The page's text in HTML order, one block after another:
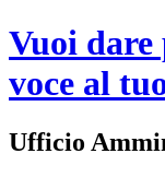
Vuoi dare
voce al
Ufficio